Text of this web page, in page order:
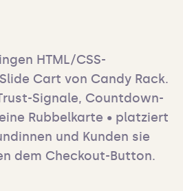
HTML/CSS-
Cart von Candy Rack.
Signale, Countdown-
Rubbelkarte • platziert
und Kunden sie
dem Checkout-Button.